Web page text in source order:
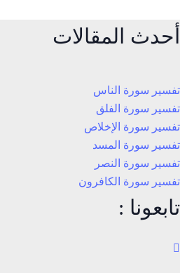
أحدث المقالات
تفسير سورة الناس
تفسير سورة الفلق
تفسير سورة الإخلاص
تفسير سورة المسد
تفسير سورة النصر
تفسير سورة الكافرون
تابعونا :